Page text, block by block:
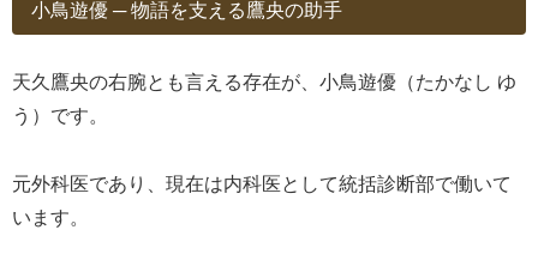
小鳥遊優 ─ 物語を支える鷹央の助手
天久鷹央の右腕とも言える存在が、小鳥遊優（たかなし ゆ
う）です。
元外科医であり、現在は内科医として統括診断部で働いて
います。